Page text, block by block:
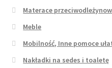
Materace
Meble
Mobilność, Inne pomoce
Nakładki na sedes i toaletę